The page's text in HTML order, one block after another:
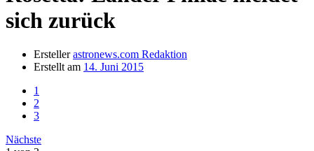
sich zurück
Ersteller astronews.com Redaktion
Erstellt am 14. Juni 2015
1
2
3
Nächste